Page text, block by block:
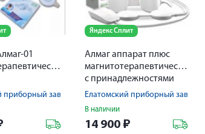
01
магнитотерапевтический
приборный завод
Яндекс Сплит
Алмаг аппарат плюс
магнитотерапевтический
с принадлежностями
Елатомский приборный завод
В наличии
14 900 ₽